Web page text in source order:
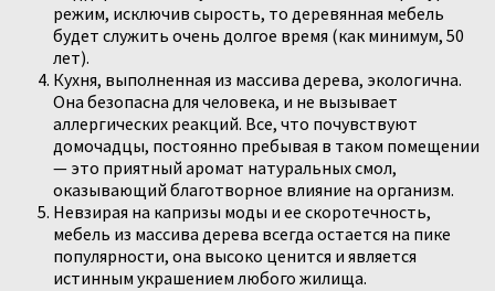
режим, исключив сырость, то деревянная мебель
будет служить очень долгое время (как минимум, 50
лет).
Кухня, выполненная из массива дерева, экологична.
Она безопасна для человека, и не вызывает
аллергических реакций. Все, что почувствуют
домочадцы, постоянно пребывая в таком помещении
— это приятный аромат натуральных смол,
оказывающий благотворное влияние на организм.
Невзирая на капризы моды и ее скоротечность,
мебель из массива дерева всегда остается на пике
популярности, она высоко ценится и является
истинным украшением любого жилища.